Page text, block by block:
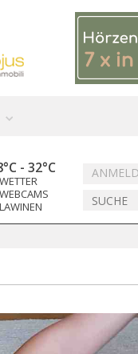
- 32°C
WETTER
WEBCAMS
LAWINEN